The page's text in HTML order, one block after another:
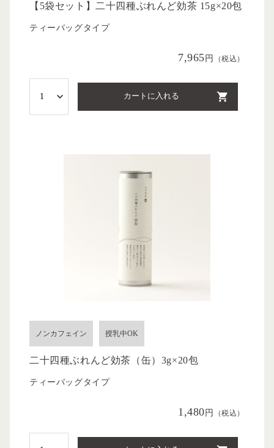
【5袋セット】二十四種ぶれんど効茶 15g×20包
ティーバッグタイプ
7,965 円 （税込）
カートに入れる
ノンカフェイン 授乳中OK
二十四種ぶれんど効茶（缶）3g×20包
ティーバッグタイプ
1,480円 （税込）